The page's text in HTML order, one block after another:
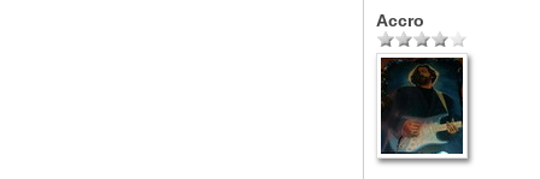
Accro